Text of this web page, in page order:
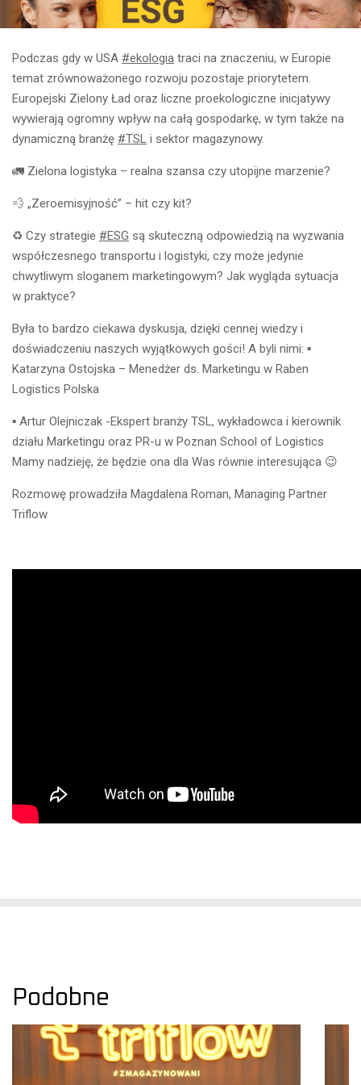
Podczas gdy w USA #ekologia traci na znaczeniu, w Europie
temat zrównoważonego rozwoju pozostaje priorytetem.
Europejski Zielony Ład oraz liczne proekologiczne inicjatywy
wywierają ogromny wpływ na całą gospodarkę, w tym także na
dynamiczną branżę #TSL i sektor magazynowy.
🚛 Zielona logistyka – realna szansa czy utopijne marzenie?
💨 „Zeroemisyjność” – hit czy kit?
♻️ Czy strategie #ESG są skuteczną odpowiedzią na wyzwania
współczesnego transportu i logistyki, czy może jedynie
chwytliwym sloganem marketingowym? Jak wygląda sytuacja
w praktyce?
Była to bardzo ciekawa dyskusja, dzięki cennej wiedzy i
doświadczeniu naszych wyjątkowych gości! A byli nimi: ▪️
Katarzyna Ostojska – Menedżer ds. Marketingu w Raben
Logistics Polska
▪️ Artur Olejniczak -Ekspert branży TSL, wykładowca i kierownik
działu Marketingu oraz PR-u w Poznan School of Logistics
Mamy nadzieję, że będzie ona dla Was równie interesująca 😉
Rozmowę prowadziła Magdalena Roman, Managing Partner
Triflow
Podobne